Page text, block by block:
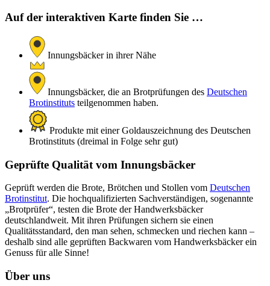
Auf der interaktiven Karte finden Sie …
Innungsbäcker in ihrer Nähe
Innungsbäcker, die an Brotprüfungen des Deutschen
Brotinstituts teilgenommen haben.
Produkte mit einer Goldauszeichnung des Deutschen
Brotinstituts (dreimal in Folge sehr gut)
Geprüfte Qualität vom Innungsbäcker
Geprüft werden die Brote, Brötchen und Stollen vom Deutschen
Brotinstitut. Die hochqualifizierten Sachverständigen, sogenannte
„Brotprüfer“, testen die Brote der Handwerksbäcker
deutschlandweit. Mit ihren Prüfungen sichern sie einen
Qualitätsstandard, den man sehen, schmecken und riechen kann –
deshalb sind alle geprüften Backwaren vom Handwerksbäcker ein
Genuss für alle Sinne!
Über uns